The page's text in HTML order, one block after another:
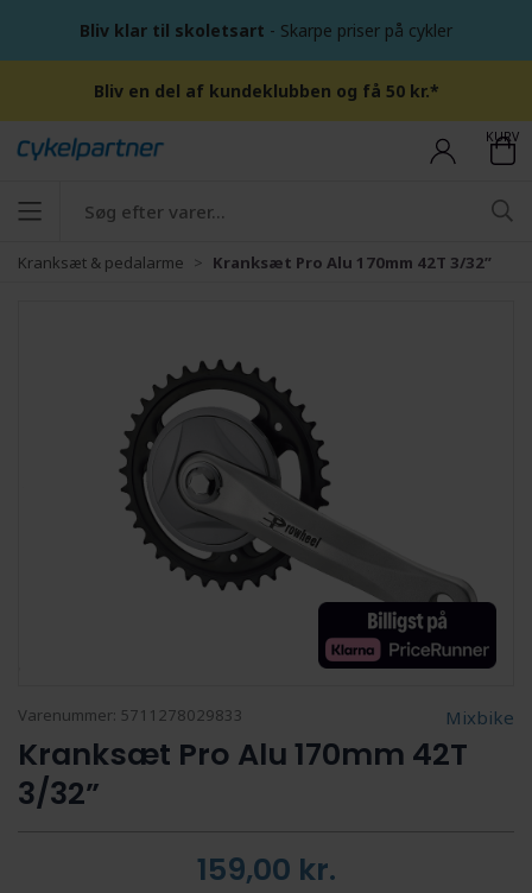
Bliv klar til skoletsart - Skarpe priser på cykler
Bliv en del af kundeklubben og få 50 kr.*
KURV
Kranksæt & pedalarme Kranksæt Pro Alu 170mm 42T 3/32”
Varenummer: 5711278029833 Mixbike
Kranksæt Pro Alu 170mm 42T
3/32”
159,00 kr.